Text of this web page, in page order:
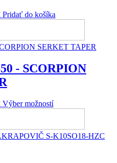
Pridať do košíka
- SCORPION
Výber možnostíTento
viacero
variantov.